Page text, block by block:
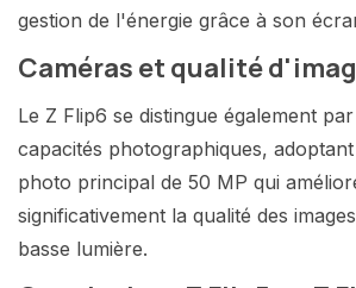
gestion de l'énergie grâce à son
Caméras et qualité
Le Z Flip6 se distingue également
capacités photographiques,
photo principal de 50 MP qui
significativement la qualité des
basse lumière.